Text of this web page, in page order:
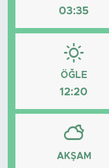
03:35
ÖĞLE
12:20
AKŞAM
NOSTALJİ
YAZARLAR
POLİTİKA